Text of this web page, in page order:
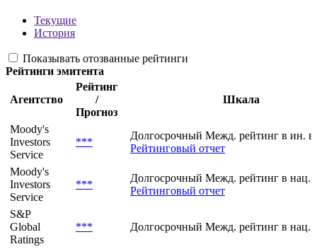
Текущие
История
Показывать отозванные рейтинги
Рейтинги эмитента
Агентство
Рейтинг
/
Прогноз
Шкала
Moody's
Investors
Service
***
Долгосрочный Межд. рейтинг в ин.
Рейтинговый отчет
Moody's
Investors
Service
***
Долгосрочный Межд. рейтинг в нац.
Рейтинговый отчет
S&P
Global
Ratings
*** Долгосрочный Межд. рейтинг в нац.